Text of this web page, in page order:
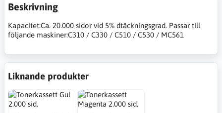
Beskrivning
Kapacitet:Ca. 20.000 sidor vid 5% dtäckningsgrad. Passar till
följande maskiner:C310 / C330 / C510 / C530 / MC561
Liknande produkter